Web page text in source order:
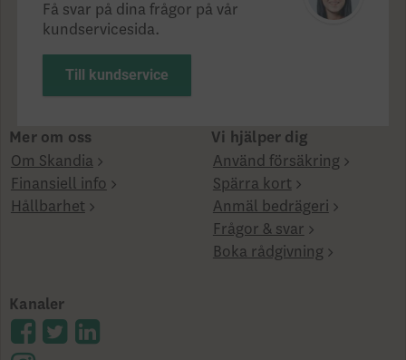
Få svar på dina frågor på vår
kundservicesida.
Till kundservice
Mer om oss
Om Skandia
Finansiell info
Hållbarhet
Vi hjälper dig
Använd försäkring
Spärra kort
Anmäl bedrägeri
Frågor & svar
Boka rådgivning
Kanaler